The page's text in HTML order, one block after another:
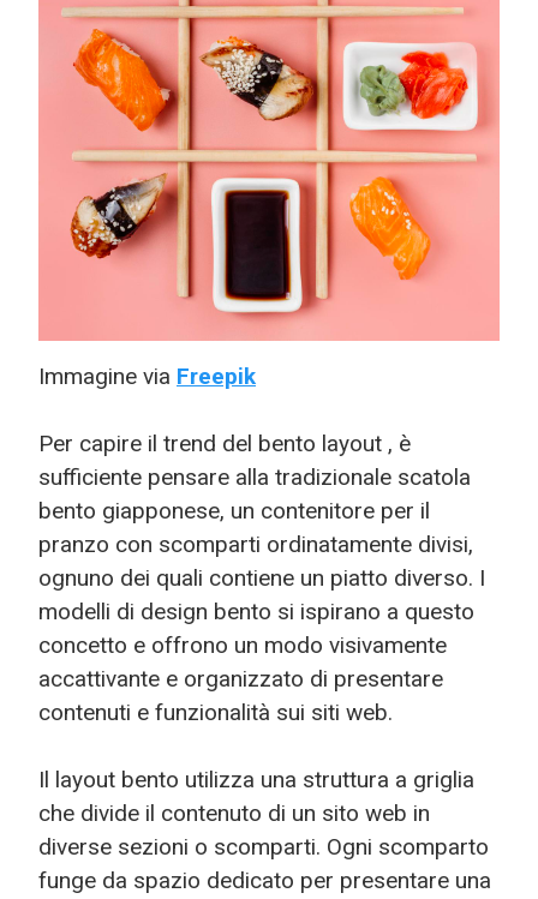
Immagine via Freepik
Per capire il trend del bento layout , è
sufficiente pensare alla tradizionale scatola
bento giapponese, un contenitore per il
pranzo con scomparti ordinatamente divisi,
ognuno dei quali contiene un piatto diverso. I
modelli di design bento si ispirano a questo
concetto e offrono un modo visivamente
accattivante e organizzato di presentare
contenuti e funzionalità sui siti web.
Il layout bento utilizza una struttura a griglia
che divide il contenuto di un sito web in
diverse sezioni o scomparti. Ogni scomparto
funge da spazio dedicato per presentare una